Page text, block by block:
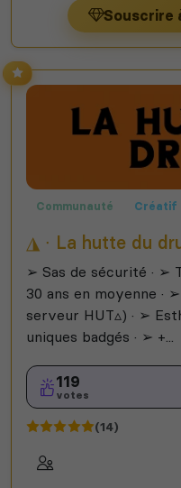
Souscrire
Communauté Créatif
◮ ∙ La hutte du
➢ Sas de sécurité · ➢
30 ans en moyenne ·
serveur HUT▵) · ➢
uniques badgés · ➢ +...
119
votes
(14)